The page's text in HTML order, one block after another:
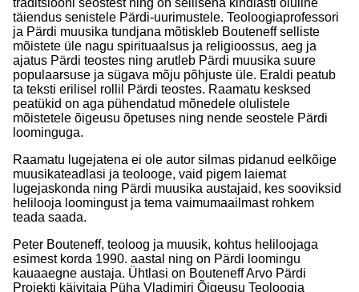
täiendus senistele Pärdi-uurimustele. Teoloogiaprofessori
ja Pärdi muusika tundjana mõtiskleb Bouteneff selliste
mõistete üle nagu spirituaalsus ja religioossus, aeg ja
ajatus Pärdi teostes ning arutleb Pärdi muusika suure
populaarsuse ja sügava mõju põhjuste üle. Eraldi peatub
ta teksti erilisel rollil Pärdi teostes. Raamatu kesksed
peatükid on aga pühendatud mõnedele olulistele
mõistetele õigeusu õpetuses ning nende seostele Pärdi
loominguga.
Raamatu lugejatena ei ole autor silmas pidanud eelkõige
muusikateadlasi ja teolooge, vaid pigem laiemat
lugejaskonda ning Pärdi muusika austajaid, kes sooviksid
helilooja loomingust ja tema vaimumaailmast rohkem
teada saada.
Peter Bouteneff, teoloog ja muusik, kohtus heliloojaga
esimest korda 1990. aastal ning on Pärdi loomingu
kauaaegne austaja. Ühtlasi on Bouteneff Arvo Pärdi
Projekti käivitaja Püha Vladimiri Õigeusu Teoloogia